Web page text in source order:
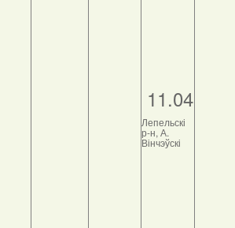
11.04
Лепельскі
р-н, А.
Вінчэўскі